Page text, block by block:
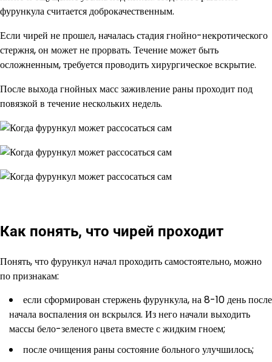
фурункула считается доброкачественным.
Если чирей не прошел, началась стадия гнойно-некротического
стержня, он может не прорвать. Течение может быть
осложненным, требуется проводить хирургическое вскрытие.
После выхода гнойных масс заживление раны проходит под
повязкой в течение нескольких недель.
Как понять, что чирей проходит
Понять, что фурункул начал проходить самостоятельно, можно
по признакам:
если сформирован стержень фурункула, на 8-10 день после
начала воспаления он вскрылся. Из него начали выходить
массы бело-зеленого цвета вместе с жидким гноем;
после очищения раны состояние больного улучшилось;